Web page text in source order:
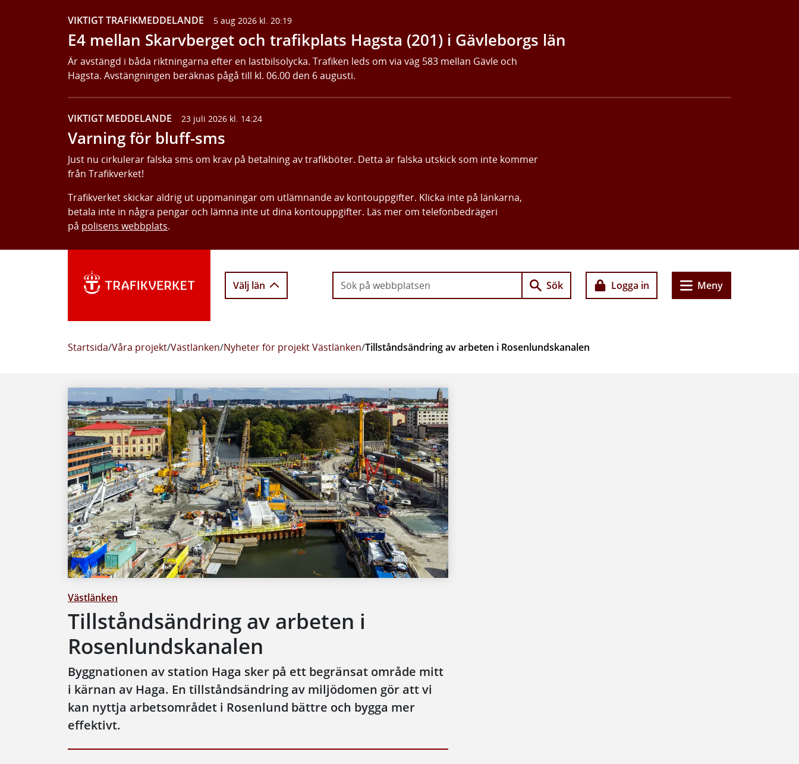
VIKTIGT TRAFIKMEDDELANDE 5 aug 2026 kl. 20:19
E4 mellan Skarvberget och trafikplats Hagsta (201) i Gävleborgs län
Är avstängd i båda riktningarna efter en lastbilsolycka. Trafiken leds om via väg 583 mellan Gävle och
Hagsta. Avstängningen beräknas pågå till kl. 06.00 den 6 augusti.
VIKTIGT MEDDELANDE 23 juli 2026 kl. 14:24
Varning för bluff-sms
Just nu cirkulerar falska sms om krav på betalning av trafikböter. Detta är falska utskick som inte kommer
från Trafikverket!
Trafikverket skickar aldrig ut uppmaningar om utlämnande av kontouppgifter. Klicka inte på länkarna,
betala inte in några pengar och lämna inte ut dina kontouppgifter. Läs mer om telefonbedrägeri
på polisens webbplats.
Välj län Sök Logga in Meny
Startsida/Våra projekt/Västlänken/Nyheter för projekt Västlänken/Tillståndsändring av arbeten i Rosenlundskanalen
Västlänken
Tillståndsändring av arbeten i
Rosenlundskanalen
Byggnationen av station Haga sker på ett begränsat område mitt
i kärnan av Haga. En tillståndsändring av miljödomen gör att vi
kan nyttja arbetsområdet i Rosenlund bättre och bygga mer
effektivt.